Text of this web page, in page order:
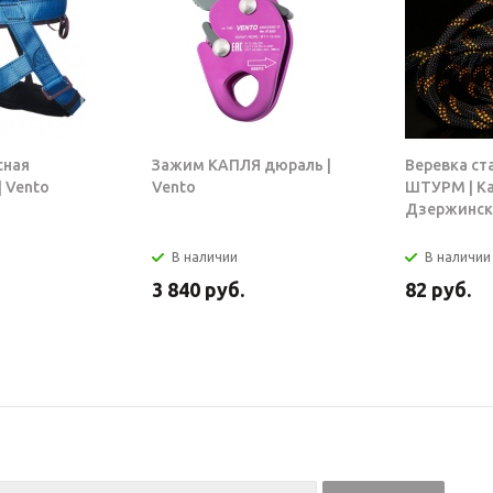
Зажим КАПЛЯ дюраль |
Vento
В наличии
3 840 руб.
Веревка
ШТУРМ |
Дзержинск
В наличии
82 руб.